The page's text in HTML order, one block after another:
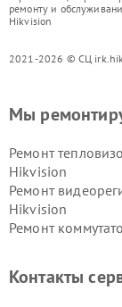
ремонту и
Hikvision
2021-2026 © СЦ
Мы
Ремонт
Hikvision
Ремонт
Hikvision
Ремонт
Контакты